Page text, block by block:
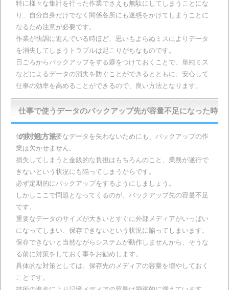
特に様々な集計を行った作業でさえも無駄にしてしまうことにな
り、自分自身だけでなく関係各所にも迷惑をかけてしまうことに
なるため注意が必要です。
作業が快調に進んでいる時ほど、思いもよらぬミスによりデータ
を消失してしまうトラブルは起こりがちなものです。
日ごろからバックアップをする癖をつけておくことで、単純ミス
などによるデータの消失を防ぐことができるとともに、安心して
仕事の効率を高めることができるので、良い方法となります。
仕事で使うデータのバックアップ先が容量不足になった時
の対処方法
仕事で使う重要なデータを失わないためにも、バックアップの作
業は欠かせません。
損失してしまうと金銭的な負担はもちろんのこと、業務が遂行で
きないという状況にも陥ってしまうからです。
必ず定期的にバックアップをするようにしましょう。
しかしここで問題となってくるのが、バックアップ先の容量不足
です。
重要なデータのサイズが大きいとすぐに外部メディアがいっぱい
になってしまい、保存できないという状況に陥ってしまいます。
保存できないと当然ながらシステムが動作しませんから、そうな
る前に対策をしておく事をお勧めします。
具体的な対策としては、保存先のメディアの容量を増やしておく
ことです。